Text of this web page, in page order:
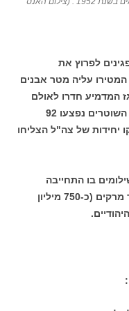
לפרוץ את
עליה מטר אבנים
המדמיע חדרו לאולם
המליאה. בהתנגשות בין המפגינים לבין השוטרים נפצעו 92
יחידות של צה"ל הצליחו
בו התחייבה
גרמניה לשלם לישראל שלושה מיליארד מרקים (כ-750 מיליון